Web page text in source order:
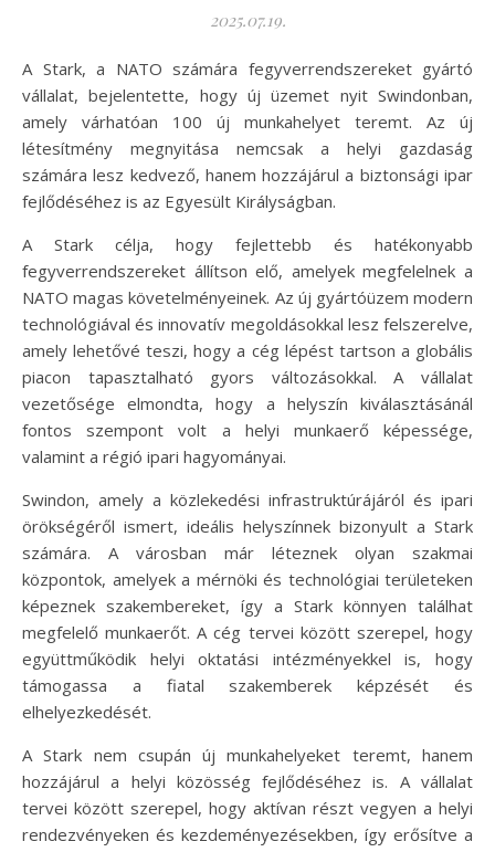
2025.07.19.
A Stark, a NATO számára fegyverrendszereket gyártó
vállalat, bejelentette, hogy új üzemet nyit Swindonban,
amely várhatóan 100 új munkahelyet teremt. Az új
létesítmény megnyitása nemcsak a helyi gazdaság
számára lesz kedvező, hanem hozzájárul a biztonsági ipar
fejlődéséhez is az Egyesült Királyságban.
A Stark célja, hogy fejlettebb és hatékonyabb
fegyverrendszereket állítson elő, amelyek megfelelnek a
NATO magas követelményeinek. Az új gyártóüzem modern
technológiával és innovatív megoldásokkal lesz felszerelve,
amely lehetővé teszi, hogy a cég lépést tartson a globális
piacon tapasztalható gyors változásokkal. A vállalat
vezetősége elmondta, hogy a helyszín kiválasztásánál
fontos szempont volt a helyi munkaerő képessége,
valamint a régió ipari hagyományai.
Swindon, amely a közlekedési infrastruktúrájáról és ipari
örökségéről ismert, ideális helyszínnek bizonyult a Stark
számára. A városban már léteznek olyan szakmai
központok, amelyek a mérnöki és technológiai területeken
képeznek szakembereket, így a Stark könnyen találhat
megfelelő munkaerőt. A cég tervei között szerepel, hogy
együttműködik helyi oktatási intézményekkel is, hogy
támogassa a fiatal szakemberek képzését és
elhelyezkedését.
A Stark nem csupán új munkahelyeket teremt, hanem
hozzájárul a helyi közösség fejlődéséhez is. A vállalat
tervei között szerepel, hogy aktívan részt vegyen a helyi
rendezvényeken és kezdeményezésekben, így erősítve a